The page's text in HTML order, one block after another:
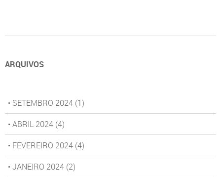
ARQUIVOS
• SETEMBRO 2024 (1)
• ABRIL 2024 (4)
• FEVEREIRO 2024 (4)
• JANEIRO 2024 (2)